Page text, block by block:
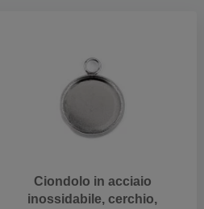
Ciondolo in acciaio
inossidabile, cerchio,